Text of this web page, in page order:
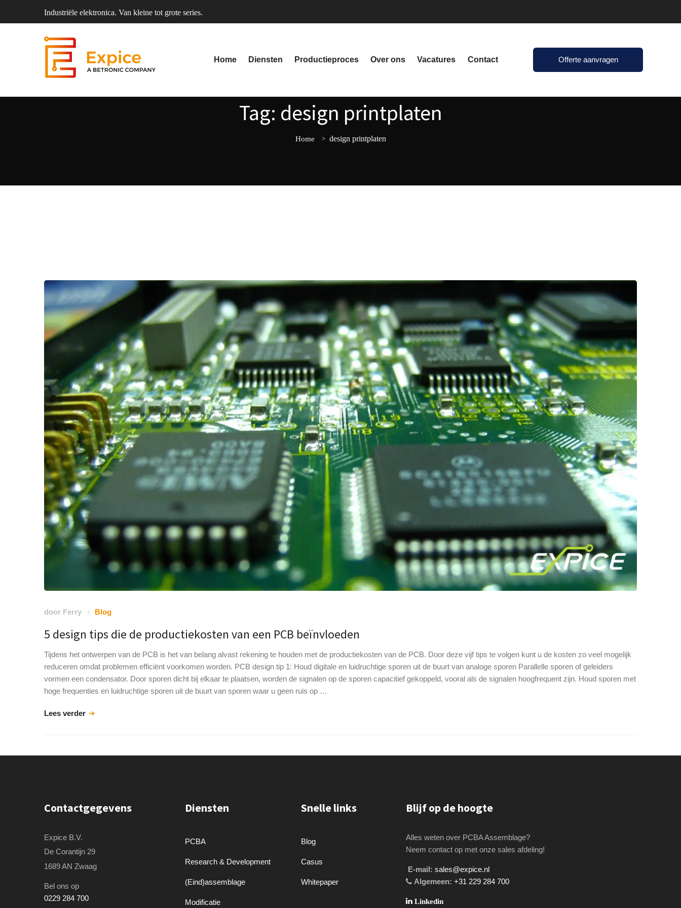
Industriële elektronica. Van kleine tot grote series.
Home Diensten Productieproces Over ons Vacatures Contact Offerte aanvragen
Tag: design printplaten
Home design printplaten
door Ferry Blog
5 design tips die de productiekosten van een PCB beïnvloeden
Tijdens het ontwerpen van de PCB is het van belang alvast rekening te houden met de productiekosten van de PCB. Door deze vijf tips te volgen kunt u de kosten zo veel mogelijk
reduceren omdat problemen efficiënt voorkomen worden. PCB design tip 1: Houd digitale en luidruchtige sporen uit de buurt van analoge sporen Parallelle sporen of geleiders
vormen een condensator. Door sporen dicht bij elkaar te plaatsen, worden de signalen op de sporen capacitief gekoppeld, vooral als de signalen hoogfrequent zijn. Houd sporen met
hoge frequenties en luidruchtige sporen uit de buurt van sporen waar u geen ruis op …
Lees verder
Contactgegevens
Expice B.V.
De Corantijn 29
1689 AN Zwaag
Bel ons op
0229 284 700
Diensten
PCBA
Research & Development
(Eind)assemblage
Modificatie
Snelle links
Blog
Casus
Whitepaper
Blijf op de hoogte
Alles weten over PCBA Assemblage?
Neem contact op met onze sales afdeling!
E-mail: sales@expice.nl
Algemeen: +31 229 284 700
Linkedin